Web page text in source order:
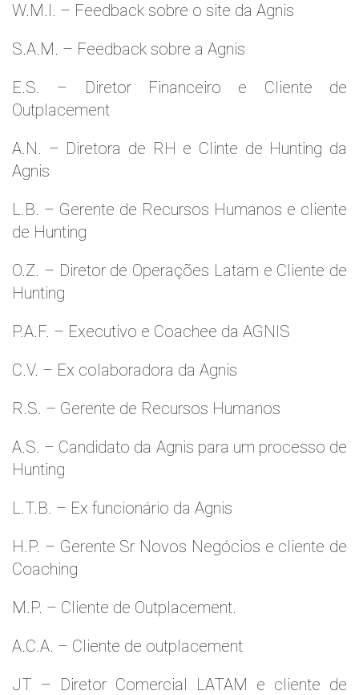
W.M.l. – Feedback sobre o site da Agnis
S.A.M. – Feedback sobre a Agnis
E.S. – Diretor Financeiro e Cliente de
Outplacement
A.N. – Diretora de RH e Clinte de Hunting da
Agnis
L.B. – Gerente de Recursos Humanos e cliente
de Hunting
O.Z. – Diretor de Operações Latam e Cliente de
Hunting
P.A.F. – Executivo e Coachee da AGNIS
C.V. – Ex colaboradora da Agnis
R.S. – Gerente de Recursos Humanos
A.S. – Candidato da Agnis para um processo de
Hunting
L.T.B. – Ex funcionário da Agnis
H.P. – Gerente Sr Novos Negócios e cliente de
Coaching
M.P. – Cliente de Outplacement.
A.C.A. – Cliente de outplacement
JT – Diretor Comercial LATAM e cliente de